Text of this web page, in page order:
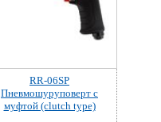
RR-06SP
Пневмошуруповерт с
муфтой (clutch type)